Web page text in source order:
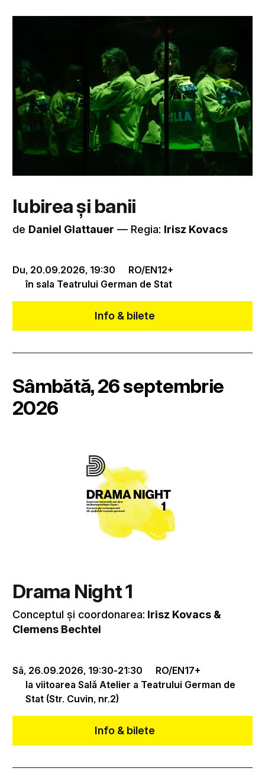
Du, 20.09.2026, 19:30 RO/EN12+
în sala Teatrului German de Stat
Iubirea și banii
de Daniel Glattauer –– Regia: Irisz Kovacs
Info & bilete
Sâmbătă, 26 septembrie
2026
Sâ, 26.09.2026, 19:30-21:30 RO/EN17+
la viitoarea Sală Atelier a Teatrului German de
Stat (Str. Cuvin, nr.2)
Drama Night 1
Conceptul și coordonarea: Irisz Kovacs &
Clemens Bechtel
Info & bilete